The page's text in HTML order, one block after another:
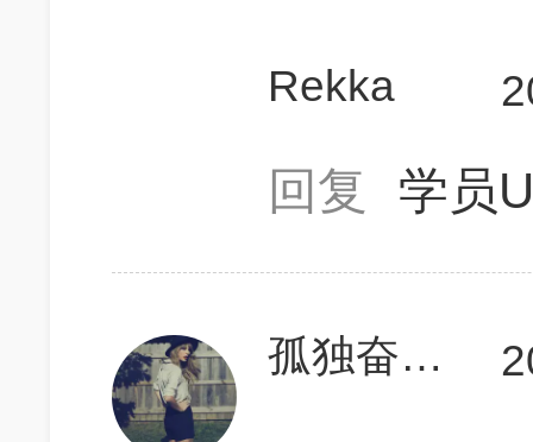
Rekka
回复 学员
孤独奋战的胖橘子